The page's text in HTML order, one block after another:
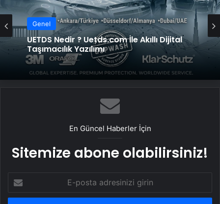
Genel
UETDS Nedir ? Uetds.com İle Akıllı Dijital
Taşımacılık Yazılımı
Genel
Yeni Dünya Düzensizliği Çağında Türk Dış
Politikası ve Hakan Fidan Faktörü
En Güncel Haberler İçin
Sitemize abone olabilirsiniz!
posta
adresinizi